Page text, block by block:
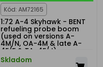
Kód: AM72165
1:72 A-4 Skyhawk - BENT
refueling probe boom
(used on versions A-
4M/N, OA-4M & late A-
4E/F & TA-4F/J)
Skladom